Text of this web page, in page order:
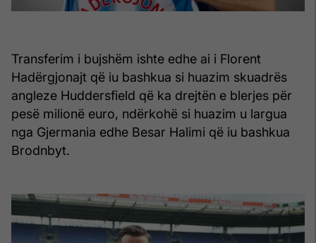
Transferim i bujshëm ishte edhe ai i Florent
Hadërgjonajt që iu bashkua si huazim skuadrës
angleze Huddersfield që ka drejtën e blerjes për
pesë milionë euro, ndërkohë si huazim u largua
nga Gjermania edhe Besar Halimi që iu bashkua
Brodnbyt.